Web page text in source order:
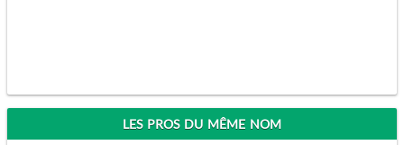
LES PROS DU MÊME NOM